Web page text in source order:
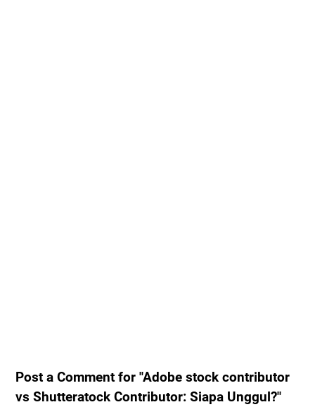
Post a Comment for "Adobe stock contributor
vs Shutteratock Contributor: Siapa Unggul?"